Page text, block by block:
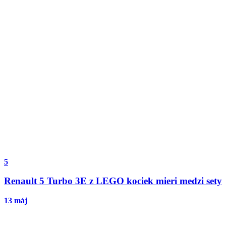
5
Renault 5 Turbo 3E z LEGO kociek mieri medzi sety
13 máj